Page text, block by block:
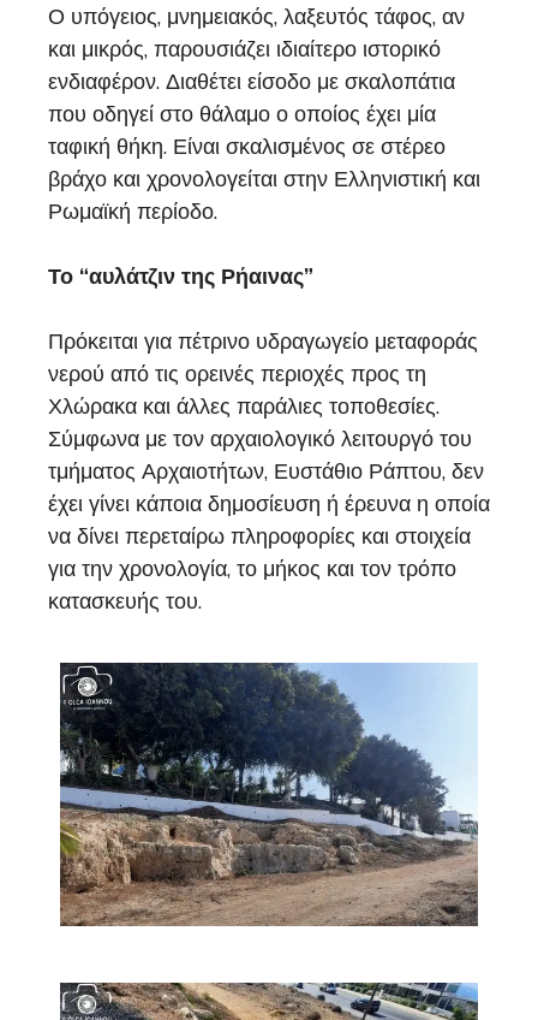
Ο υπόγειος, μνημειακός, λαξευτός τάφος, αν
και μικρός, παρουσιάζει ιδιαίτερο ιστορικό
ενδιαφέρον. Διαθέτει είσοδο με σκαλοπάτια
που οδηγεί στο θάλαμο ο οποίος έχει μία
ταφική θήκη. Είναι σκαλισμένος σε στέρεο
βράχο και χρονολογείται στην Ελληνιστική και
Ρωμαϊκή περίοδο.
Το “αυλάτζιν της Ρήαινας”
Πρόκειται για πέτρινο υδραγωγείο μεταφοράς
νερού από τις ορεινές περιοχές προς τη
Χλώρακα και άλλες παράλιες τοποθεσίες.
Σύμφωνα με τον αρχαιολογικό λειτουργό του
τμήματος Αρχαιοτήτων, Ευστάθιο Ράπτου, δεν
έχει γίνει κάποια δημοσίευση ή έρευνα η οποία
να δίνει περεταίρω πληροφορίες και στοιχεία
για την χρονολογία, το μήκος και τον τρόπο
κατασκευής του.